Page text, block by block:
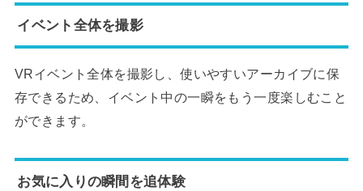
イベント全体を撮影
VRイベント全体を撮影し、使いやすいアーカイブに保
存できるため、イベント中の一瞬をもう一度楽しむこと
ができます。
お気に入りの瞬間を追体験